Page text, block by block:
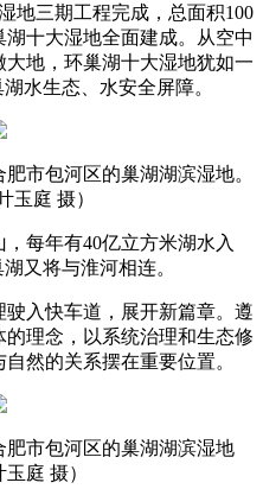
三期工程完成，总面积100
十大湿地全面建成。从空中
地，环巢湖十大湿地犹如一
水生态、水安全屏障。
市包河区的巢湖湖滨湿地。
玉庭 摄）
每年有40亿立方米湖水入
又将与淮河相连。
入快车道，展开新篇章。遵
理念，以系统治理和生态修
然的关系摆在重要位置。
市包河区的巢湖湖滨湿地
庭 摄）